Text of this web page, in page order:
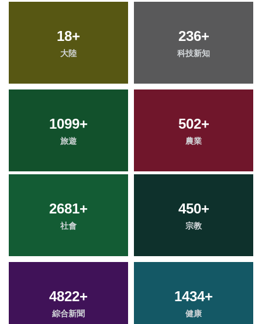
18+
大陸
236+
科技新知
1099+
旅遊
502+
農業
2681+
社會
450+
宗教
4822+
綜合新聞
1434+
健康